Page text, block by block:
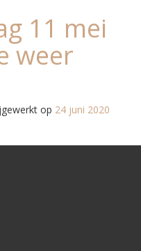
11 mei
weer
op 24 juni 2020